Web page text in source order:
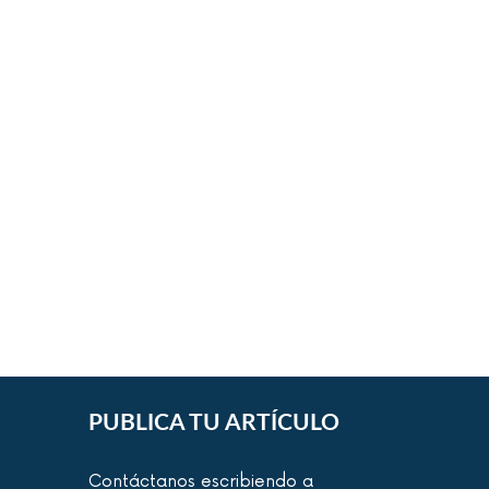
PUBLICA TU ARTÍCULO
Contáctanos escribiendo a